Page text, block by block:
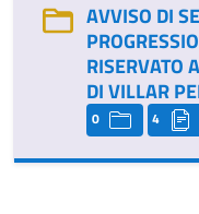
AVVISO DI
RISERVATO
DI VILLAR
0 4